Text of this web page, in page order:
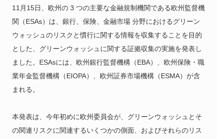
11月15日、欧州の 3 つの主要な金融規制機関である欧州監督機
関（ESAs）は、銀行、保険、金融市場 分野におけるグリーン
ウォッシュのリスクと慣行に関する情報を収集することを目的
とした、グリーンウォッシュに関する証拠収集の実施を発表し
ました。ESAsには、欧州銀行監督機構（EBA）、欧州保険・職
業年金監督機構（EIOPA）、欧州証券市場機構（ESMA）が含
まれる。
本発表は、今年初めに欧州委員会が、グリーンウォッシュとそ
の関連リスクに関連するいくつかの側面、およびそれらのリス